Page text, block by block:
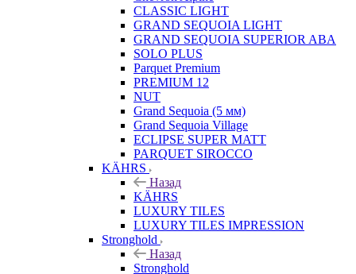
CLASSIC LIGHT
GRAND SEQUOIA LIGHT
GRAND SEQUOIA SUPERIOR ABA
SOLO PLUS
Parquet Premium
PREMIUM 12
NUT
Grand Sequoia (5 мм)
Grand Sequoia Village
ECLIPSE SUPER MATT
PARQUET SIROCCO
KÄHRS
Назад
KÄHRS
LUXURY TILES
LUXURY TILES IMPRESSION
Stronghold
Назад
Stronghold